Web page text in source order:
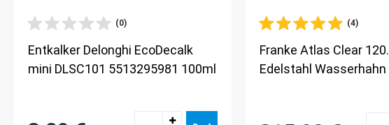
(0)
Entkalker Delonghi EcoDecalk
mini DLSC101 5513295981 100ml
(4)
Franke Atlas Clear
Edelstahl Wasserhahn